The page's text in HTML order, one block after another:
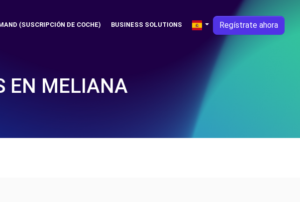
(SUSCRIPCIÓN DE COCHE) BUSINESS SOLUTIONS Regístrate ahora
EN MELIANA